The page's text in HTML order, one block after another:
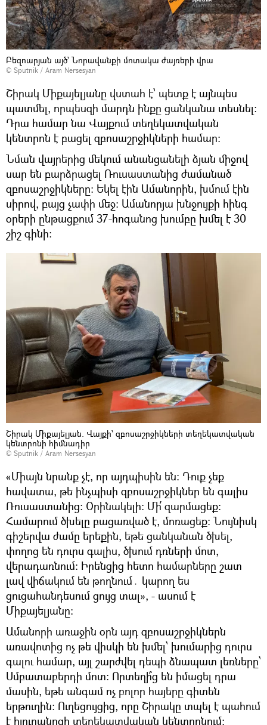
Բեզոարյան այծ՝ Նորավանքի մոտակա ժայռերի վրա
© Sputnik / Aram Nersesyan
Շիրակ Միքայելյանը վստահ է՝ պետք է այնպես
պատմել, որպեսզի մարդն ինքը ցանկանա տեսնել։
Դրա համար նա Վայքում տեղեկատվական
կենտրոն է բացել զբոսաշրջիկների համար։
Նման վայրերից մեկում անանցանելի ձյան միջով
սար են բարձրացել Ռուսաստանից ժամանած
զբոսաշրջիկները։ Եկել էին Ամանորին, խմում էին
սիրով, բայց չափի մեջ։ Ամանորյա խնջույքի հինգ
օրերի ընթացքում 37-հոգանոց խումբը խմել է 30
շիշ գինի։
Շիրակ Միքայելյան. Վայքի՝ զբոսաշրջիկների տեղեկատվական
կենտրոնի հիմնադիր
© Sputnik / Aram Nersesyan
«Միայն նրանք չէ, որ այդպիսին են։ Դուք չեք
հավատա, թե ինչպիսի զբոսաշրջիկներ են գալիս
Ռուսաստանից։ Օրինակելի։ Մի՛ զարմացեք։
Համարում ծխելը բացառված է, մոռացեք։ Նույնիսկ
գիշերվա ժամը երեքին, եթե ցանկանան ծխել,
փողոց են դուրս գալիս, ծխում դռների մոտ,
վերադառնում։ Իրենցից հետո համարները շատ
լավ վիճակում են թողնում․ կարող ես
ցուցահանդեսում ցույց տալ», - ասում է
Միքայելյանը։
Ամանորի առաջին օրն այդ զբոսաշրջիկներն
առավոտից ոչ թե վիսկի են խմել՝ խումարից դուրս
գալու համար, այլ շարժվել դեպի ձնապատ լեռները՝
Սմբատաբերդի մոտ։ Որտեղի՞ց են իմացել դրա
մասին, եթե անգամ ոչ բոլոր հայերը գիտեն
երթուղին։ Ուղեցույցից, որը Շիրակը տպել է պահում
է հյուրանոցի տեղեկատվական կենտրոնում։